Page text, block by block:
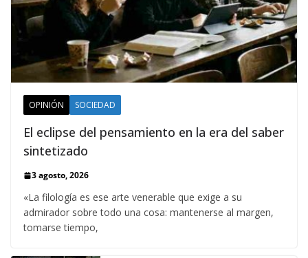
OPINIÓN SOCIEDAD
El eclipse del pensamiento en la era del saber
sintetizado
3 agosto, 2026
«La filología es ese arte venerable que exige a su
admirador sobre todo una cosa: mantenerse al margen,
tomarse tiempo,